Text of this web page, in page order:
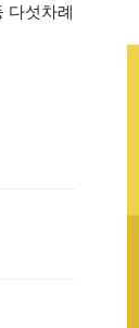
다섯차례